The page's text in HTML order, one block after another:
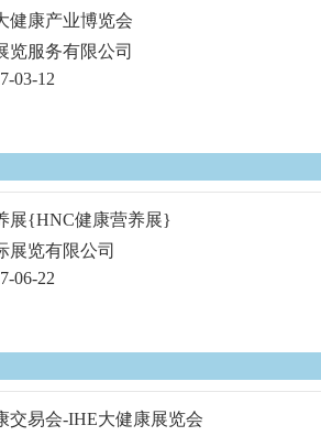
健康产业博览会
览服务有限公司
03-12
展{HNC健康营养展}
展览有限公司
06-22
交易会-IHE大健康展览会